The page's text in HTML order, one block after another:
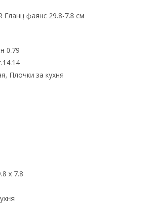
Гланц фаянс 29.8-7.8 см
0.79
14.14
Плочки за кухня
х 7.8